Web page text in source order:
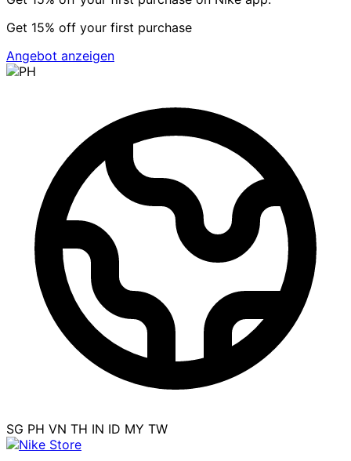
Get 15% off your first purchase
Angebot anzeigen
SG PH VN TH IN ID MY TW